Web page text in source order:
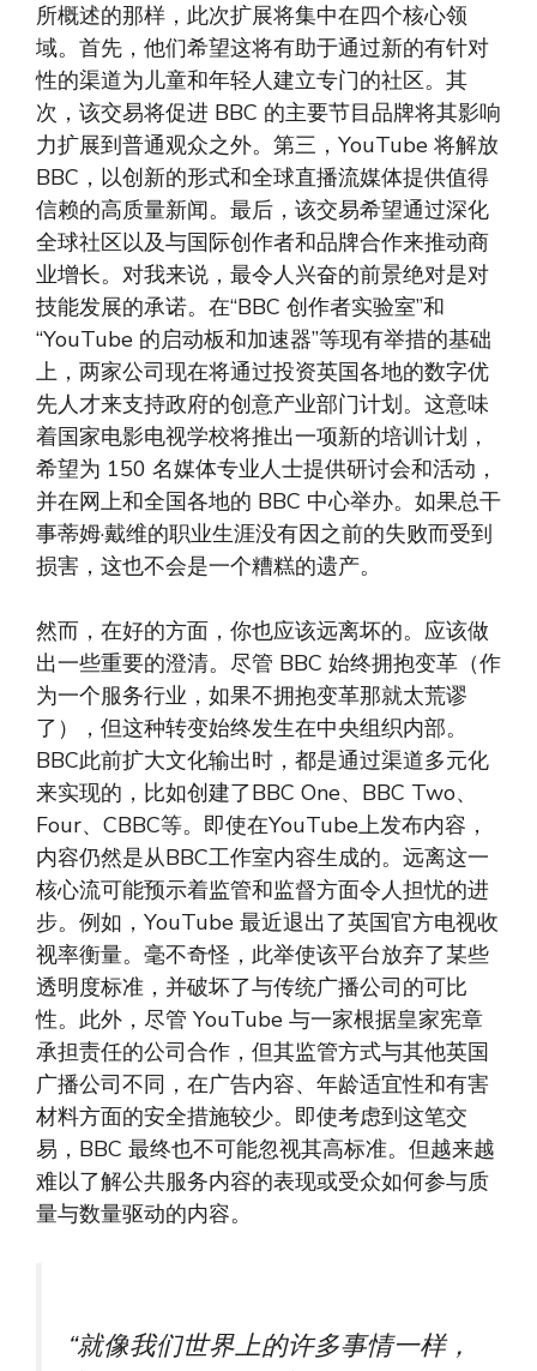
所概述的那样，此次扩展将集中在四个核心领
域。首先，他们希望这将有助于通过新的有针对
性的渠道为儿童和年轻人建立专门的社区。其
次，该交易将促进 BBC 的主要节目品牌将其影响
力扩展到普通观众之外。第三，YouTube 将解放
BBC，以创新的形式和全球直播流媒体提供值得
信赖的高质量新闻。最后，该交易希望通过深化
全球社区以及与国际创作者和品牌合作来推动商
业增长。对我来说，最令人兴奋的前景绝对是对
技能发展的承诺。在“BBC 创作者实验室”和
“YouTube 的启动板和加速器”等现有举措的基础
上，两家公司现在将通过投资英国各地的数字优
先人才来支持政府的创意产业部门计划。这意味
着国家电影电视学校将推出一项新的培训计划，
希望为 150 名媒体专业人士提供研讨会和活动，
并在网上和全国各地的 BBC 中心举办。如果总干
事蒂姆·戴维的职业生涯没有因之前的失败而受到
损害，这也不会是一个糟糕的遗产。
然而，在好的方面，你也应该远离坏的。应该做
出一些重要的澄清。尽管 BBC 始终拥抱变革（作
为一个服务行业，如果不拥抱变革那就太荒谬
了），但这种转变始终发生在中央组织内部。
BBC此前扩大文化输出时，都是通过渠道多元化
来实现的，比如创建了BBC One、BBC Two、
Four、CBBC等。即使在YouTube上发布内容，
内容仍然是从BBC工作室内容生成的。远离这一
核心流可能预示着监管和监督方面令人担忧的进
步。例如，YouTube 最近退出了英国官方电视收
视率衡量。毫不奇怪，此举使该平台放弃了某些
透明度标准，并破坏了与传统广播公司的可比
性。此外，尽管 YouTube 与一家根据皇家宪章
承担责任的公司合作，但其监管方式与其他英国
广播公司不同，在广告内容、年龄适宜性和有害
材料方面的安全措施较少。即使考虑到这笔交
易，BBC 最终也不可能忽视其高标准。但越来越
难以了解公共服务内容的表现或受众如何参与质
量与数量驱动的内容。
“就像我们世界上的许多事情一样，